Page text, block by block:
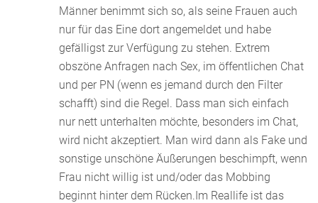
Männer benimmt sich so, als seine Frauen auch
nur für das Eine dort angemeldet und habe
gefälligst zur Verfügung zu stehen. Extrem
obszöne Anfragen nach Sex, im öffentlichen Chat
und per PN (wenn es jemand durch den Filter
schafft) sind die Regel. Dass man sich einfach
nur nett unterhalten möchte, besonders im Chat,
wird nicht akzeptiert. Man wird dann als Fake und
sonstige unschöne Äußerungen beschimpft, wenn
Frau nicht willig ist und/oder das Mobbing
beginnt hinter dem Rücken.Im Reallife ist das